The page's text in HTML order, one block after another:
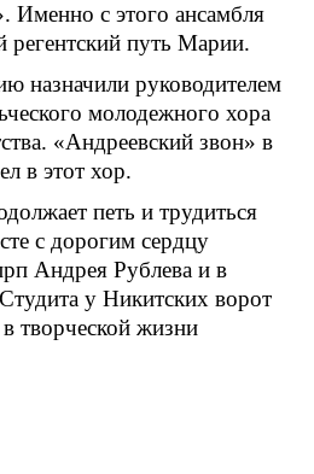
Именно с этого ансамбля
регентский путь Марии.
назначили руководителем
молодежного хора
«Андреевский звон» в
в этот хор.
петь и трудиться
с дорогим сердцу
Андрея Рублева и в
у Никитских ворот
творческой жизни